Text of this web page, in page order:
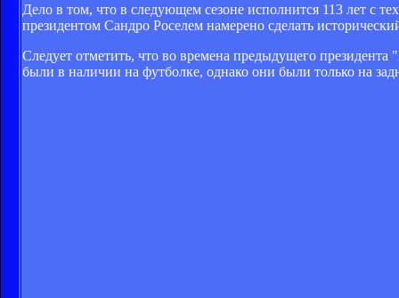
Дело в том, что в следующем сезоне исполнится 113 лет с
президентом Сандро Роселем намерено сделать
Следует отметить, что во времена предыдущего
были в наличии на футболке, однако они были только на